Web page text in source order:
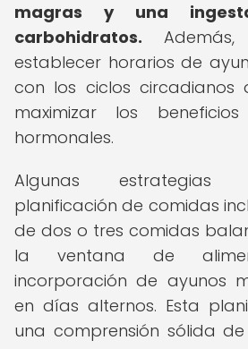
magras y una
carbohidratos.
establecer horarios de
con los ciclos circadianos
maximizar los
hormonales.
Algunas estrategias
planificación de comidas
de dos o tres comidas
la ventana de
incorporación de ayunos
en días alternos. Esta
una comprensión sólida